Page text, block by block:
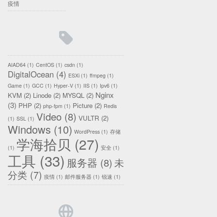
疫情
AIAD64 (1) CentOS (1) csdn (1)
DigitalOcean (4) ESXi (1) ffmpeg (1)
Game (1) GCC (1) Hyper-V (1) IIS (1) Ipv6 (1)
KVM (2) Linode (2) MYSQL (2) Nginx
(3) PHP (2) php-fpm (1) Picture (2) Redis
(1) SSL (1) Video (8) VULTR (2)
Windows (10) WordPress (1) 存储
(1) 学海拾贝 (27) 安全 (1)
工具 (33) 服务器 (8)未
分类 (7) 疫情 (1) 邮件服务器 (1) 锐速 (1)